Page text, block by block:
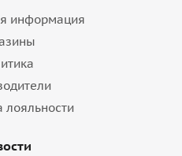
информация